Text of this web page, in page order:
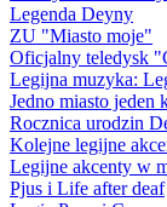
Legenda Deyny
ZU "Miasto moje"
Oficjalny teledysk
Legijna muzyka:
Jedno miasto jeden
Rocznica urodzin
Kolejne legijne
Legijne akcenty w
Pjus i Life after deaf